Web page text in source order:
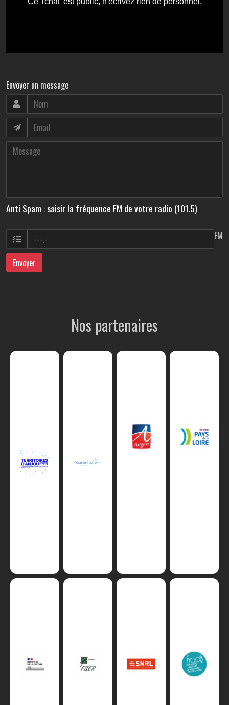
Envoyer un message
Anti Spam : saisir la fréquence FM de votre radio (101.5)
FM
Envoyer
Nos partenaires